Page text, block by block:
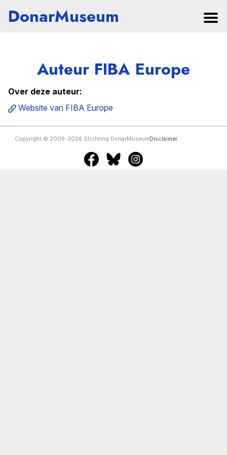
DonarMuseum
Auteur FIBA Europe
Over deze auteur:
Website van FIBA Europe
Copyright © 2009-2026 Stichting DonarMuseum Disclaimer